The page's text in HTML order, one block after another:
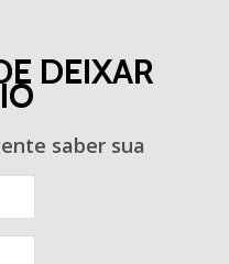
DEIXAR
saber sua